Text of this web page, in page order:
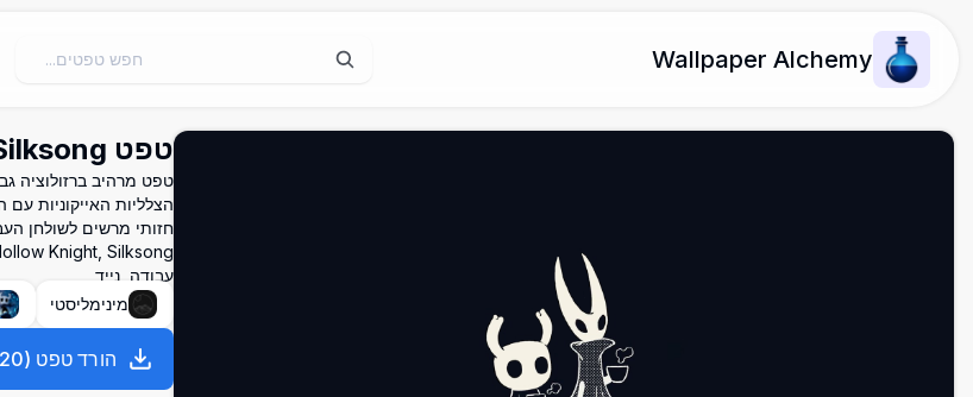
Wallpaper Alchemy
טפט Hollow Knight: Silksong - רזולוציה גבוהה 4K
הצלליות האייקוניות
חזותי מרשים לשולחן
עבודה, נייד
מינימליסטי
הורד טפט (